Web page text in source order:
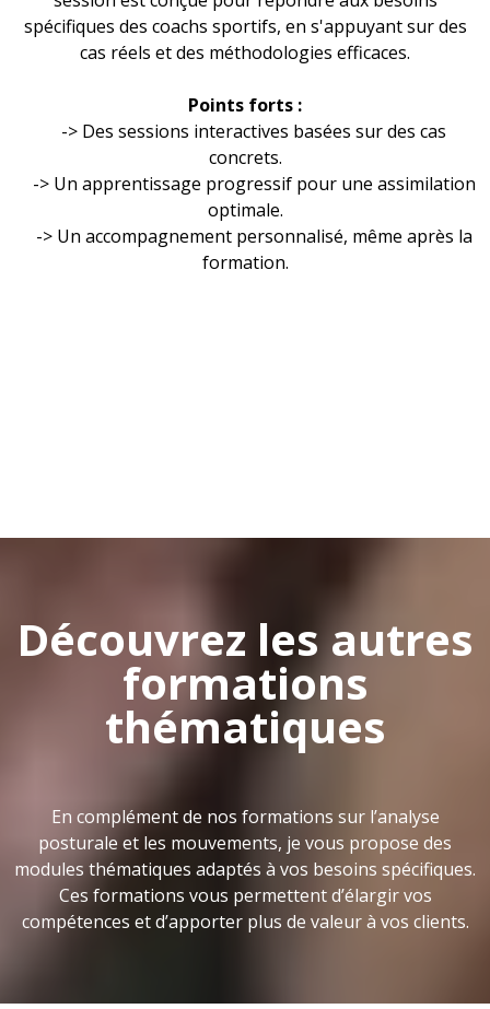
spécifiques des coachs sportifs, en s'appuyant sur des
cas réels et des méthodologies efficaces.
Points forts :
-> Des sessions interactives basées sur des cas
concrets.
-> Un apprentissage progressif pour une assimilation
optimale.
-> Un accompagnement personnalisé, même après la
formation.
Découvrez les autres
formations
thématiques
En complément de nos formations sur l’analyse
posturale et les mouvements, je vous propose des
modules thématiques adaptés à vos besoins spécifiques.
Ces formations vous permettent d’élargir vos
compétences et d’apporter plus de valeur à vos clients.